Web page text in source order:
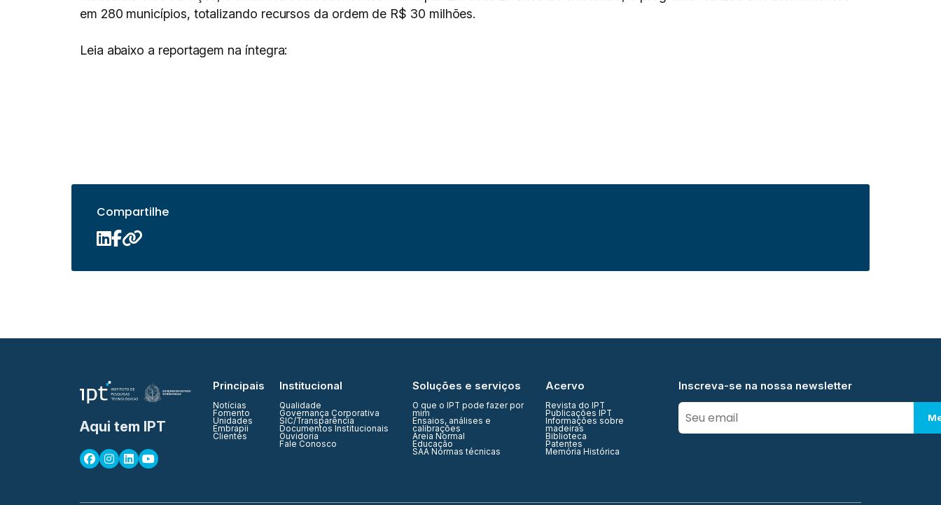
em 280 municípios, totalizando recursos da ordem de R$ 30 milhões.
Leia abaixo a reportagem na íntegra:
Compartilhe
Aqui tem IPT
Principais
Notícias
Fomento
Unidades
Embrapii
Clientes
Institucional
Qualidade
Governança Corporativa
SIC/Transparência
Documentos Institucionais
Ouvidoria
Fale Conosco
Soluções e serviços
O que o IPT pode fazer por
mim
Ensaios, análises e
calibrações
Areia Normal
Educação
SAA Normas técnicas
Acervo
Revista do IPT
Publicações IPT
Informações sobre
madeiras
Biblioteca
Patentes
Memória Histórica
Inscreva-se na nossa newsletter